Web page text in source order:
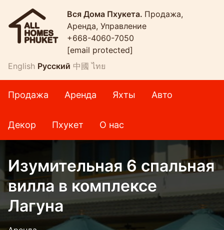
Вся Дома Пхукета. Продажа,
Аренда, Управление
+668-4060-7050
[email protected]
English Русский 中國 ไทย
Продажа Аренда Яхты Авто
Декор Пхукет О нас
Изумительная 6 спальная
вилла в комплексе
Лагуна